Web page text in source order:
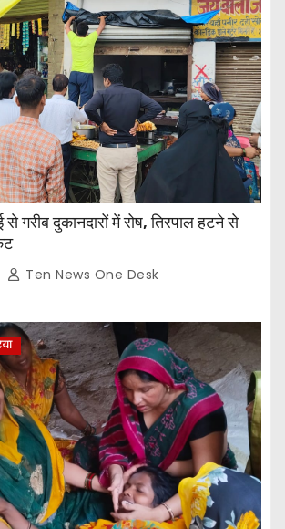
से गरीब दुकानदारों में रोष, तिरपाल हटने से
Ten News One Desk